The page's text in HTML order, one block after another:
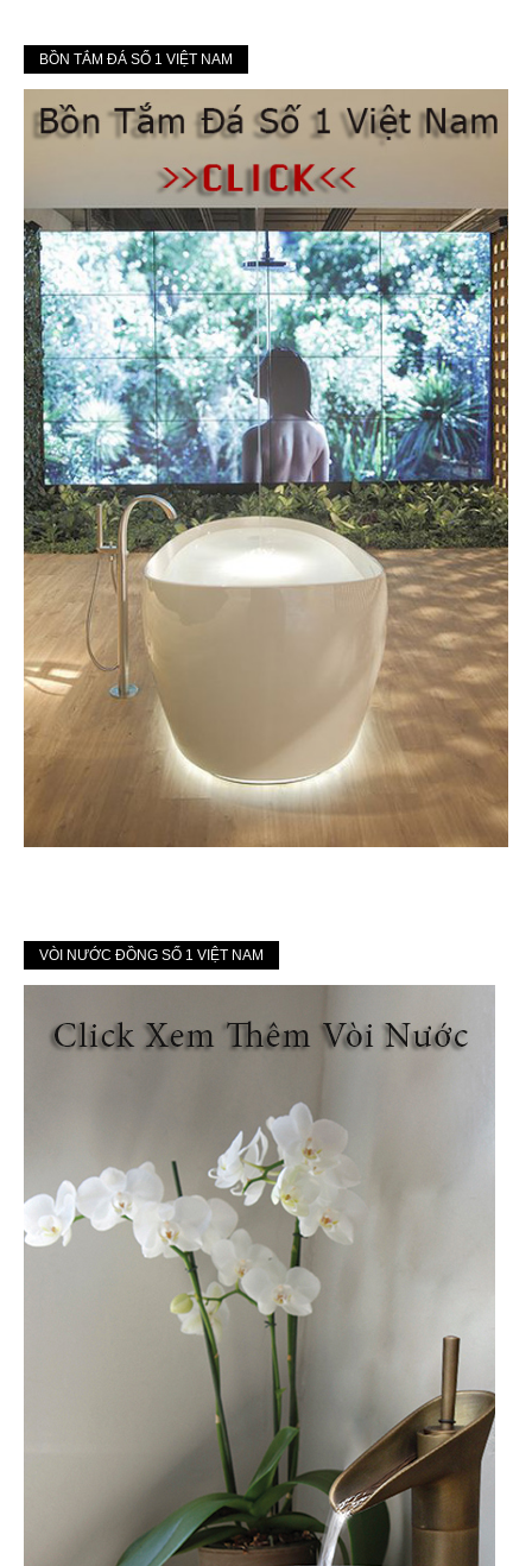
BỒN TẮM ĐÁ SỐ 1 VIỆT NAM
VÒI NƯỚC ĐỒNG SỐ 1 VIỆT NAM